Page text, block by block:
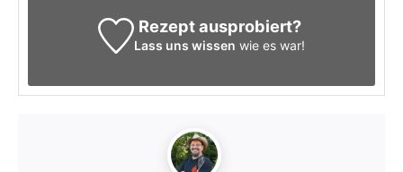
Rezept ausprobiert?
Lass uns wissen wie es war!